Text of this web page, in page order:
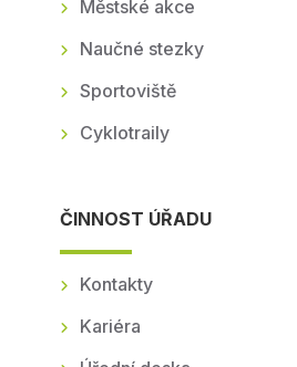
Městské akce
Naučné stezky
Sportoviště
Cyklotraily
ČINNOST ÚŘADU
Kontakty
Kariéra